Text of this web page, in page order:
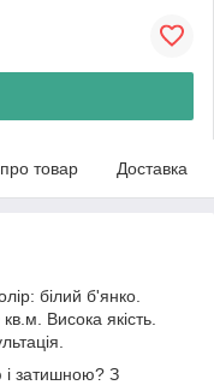
про товар Доставка
білий б'янко.
Висока якість.
затишною? З